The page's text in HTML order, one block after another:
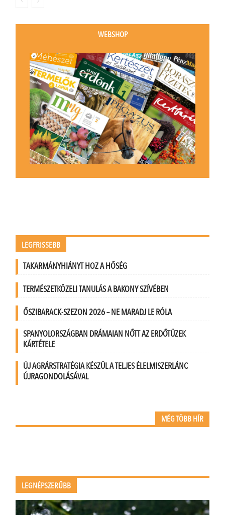
WEBSHOP
LEGFRISSEBB
TAKARMÁNYHIÁNYT HOZ A HŐSÉG
TERMÉSZETKÖZELI TANULÁS A BAKONY SZÍVÉBEN
ŐSZIBARACK-SZEZON 2026 – NE MARADJ LE RÓLA
SPANYOLORSZÁGBAN DRÁMAIAN NŐTT AZ ERDŐTÜZEK
KÁRTÉTELE
ÚJ AGRÁRSTRATÉGIA KÉSZÜL A TELJES ÉLELMISZERLÁNC
ÚJRAGONDOLÁSÁVAL
MÉG TÖBB HÍR
LEGNÉPSZERŰBB